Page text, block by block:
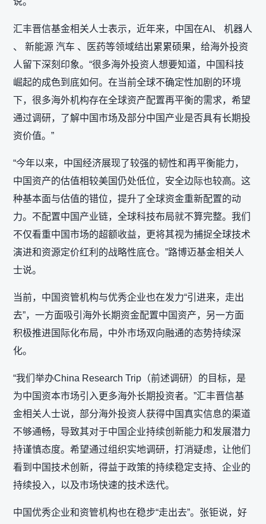
汇丰晋信基金相关人士表示，近年来，中国在AI、 机器人
、 新能源 汽车 、医药等领域结出累累硕果，给海外投资
人留下深刻印象。“很多海外投资人想要知道，中国科技
崛起的成色到底如何。在当前全球不确定性加剧的环境
下，很多海外机构存在全球资产配置再平衡的需求，希望
通过调研，了解中国市场及部分中国产业是否具有长期投
资价值。”
“今年以来，中国经济展现了较强的韧性和再平衡能力，
中国资产的估值相较美国仍处低位，安全边际也较高。这
种基本面与估值的错位，提升了全球资金重新配置的动
力。不配置中国产业链，全球科技布局就不算完整。我们
不仅看重中国市场的超额收益，更将其视为捕捉全球技术
演进和资源定价红利的战略性底仓。”路博迈基金相关人
士说。
当前，中国资管机构与优秀企业也在发力“引进来，走出
去”，一方面吸引海外长期资金配置中国资产，另一方面
积极推进国际化布局，中外市场双向融通的态势持续深
化。
“我们举办China Research Trip（前述调研）的目标，是
为中国资本市场引入更多海外长期投资者。”汇丰晋信基
金相关人士说，部分海外投资人获得中国真实信息的渠道
不够通畅，导致其对于中国企业持续创新能力和发展潜力
持谨慎态度。希望通过组织实地调研，打消疑虑，让他们
看到中国技术创新，得益于政策的持续稳定支持、企业的
持续投入，以及市场快速的技术迭代。
中国优秀企业和资管机构也在稳步“走出去”。张钜说，好